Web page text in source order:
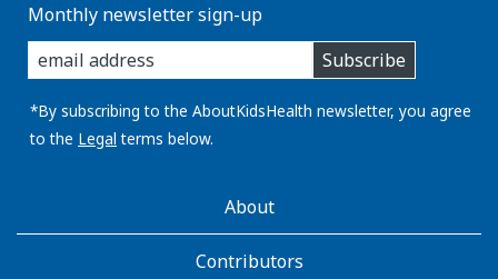
Monthly newsletter sign-up
enter
you
email
address:
Subscribe
*By subscribing to the AboutKidsHealth newsletter, you agree
to the Legal terms below.
AboutKidsHealthAbout
Contributors